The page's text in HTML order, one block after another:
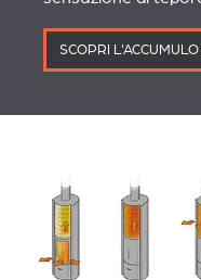
SCOPRI